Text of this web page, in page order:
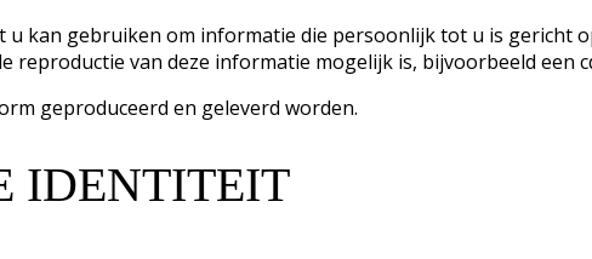
u kan gebruiken om informatie die persoonlijk tot u is gericht
reproductie van deze informatie mogelijk is, bijvoorbeeld een
geproduceerd en geleverd worden.
IDENTITEIT